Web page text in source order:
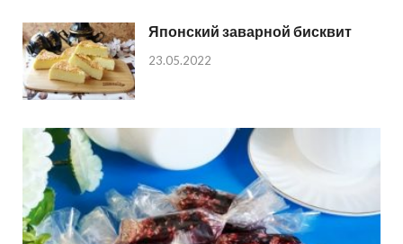
Японский заварной бисквит
23.05.2022